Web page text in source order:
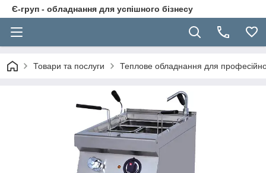
Є-груп - обладнання для успішного бізнесу
Товари та послуги Теплове обладнання для